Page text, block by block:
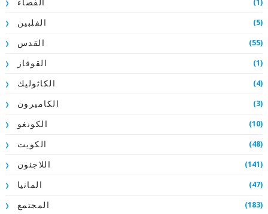
الفضاء (1)
الفلبين (5)
القدس (55)
القوقاز (1)
الكاثوليك (4)
الكاميرون (3)
الكونغو (10)
الكويت (48)
اللاجئون (141)
المانيا (47)
المجتمع (183)